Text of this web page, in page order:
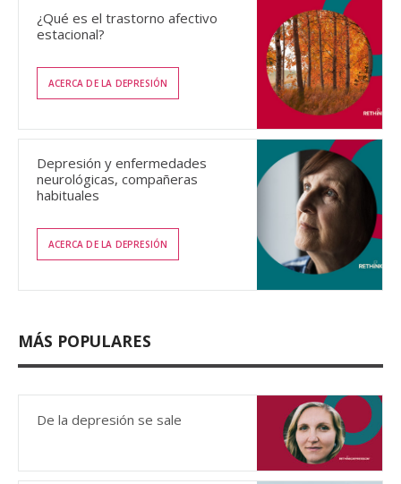
¿Qué es el trastorno afectivo
estacional?
ACERCA DE LA DEPRESIÓN
Depresión y enfermedades
neurológicas, compañeras
habituales
ACERCA DE LA DEPRESIÓN
MÁS POPULARES
De la depresión se sale